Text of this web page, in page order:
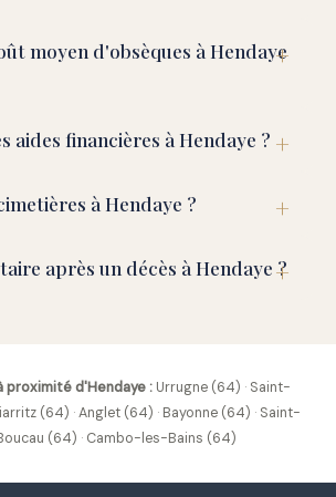
moyen d'obsèques à Hendaye
aides financières à Hendaye ?
à Hendaye ?
après un décès à Hendaye ?
proximité d'Hendaye : Urrugne (64) · Saint-
(64) ·Anglet (64) · Bayonne (64) · Saint-
(64) · Cambo-les-Bains (64)